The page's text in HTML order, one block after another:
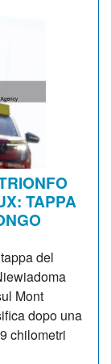
TAPPA
del
Mont
dopo una
chilometri